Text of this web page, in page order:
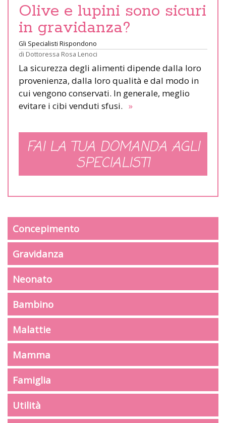
Olive e lupini sono sicuri
in gravidanza?
Gli Specialisti Rispondono
di Dottoressa Rosa Lenoci
La sicurezza degli alimenti dipende dalla loro
provenienza, dalla loro qualità e dal modo in
cui vengono conservati. In generale, meglio
evitare i cibi venduti sfusi. »
FAI LA TUA DOMANDA AGLI
SPECIALISTI
Concepimento
Gravidanza
Neonato
Bambino
Malattie
Mamma
Famiglia
Utilità